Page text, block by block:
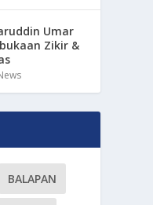
Umar
Zikir &
BALAPAN